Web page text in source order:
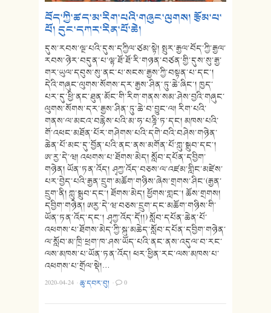
བོད་ཀྱི་ཚད་མ་རིག་པའི་གཞུང་ལུགས། རྩོམ་པ་
པོ། དུང་དཀར་རིན་པོ་ཆེ།
དུས་རབས་ལྔ་པའི་དུས་དཀྱིལ་ཙམ་སྟེ། སྤུར་རྒྱལ་བོད་ཀྱི་རྒྱལ་
རབས་ཉེར་བདུན་པ་ལྷ་ཐོ་ཐོ་རི་གཉན་བཙན་གྱི་དུས་སུ་རྒྱ་
གར་ཡུལ་དབུས་སུ་ནང་པ་སངས་རྒྱས་ཀྱི་བསྟན་པ་དང་།
དེའི་གཞུང་ལུགས་སོགས་དར་རྒྱས་ཤིན་ཏུ་ཆེ་ཞིང་། ཁྱད་
པར་དུ་ཕྱི་ནང་ཐུན་མོང་གི་རིག་གནས་སམ་ཤེས་བྱའི་གཞུང་
ལུགས་སོགས་དར་རྒྱས་ཤིན་ཏུ་ཆེ་བ་བྱུང་ལ། རིག་པའི་
གནས་ལ་མངའ་བརྙེས་པའི་མ་ཧ་པཎྜི་ཏ་དང། མཁས་པའི་
གོ་འཕང་མཐོན་པོར་གཤེགས་པའི་དགེ་བའི་བཤེས་གཉེན་
ཆེན་པོ་མང་དུ་བྱོན་པའི་ནང་ནས་མགོན་པོ་ཀླུ་སྒྲུབ་དང་།
ཨ་རྱ་དེ་ཝ། འཕགས་པ་ཐོགས་མེད། སློབ་དཔོན་དབྱིག་
གཉེན། ཡོན་ཏན་འོད། ཤྭཀྱ་འོད་བཅས་ལ་འཛམ་གླིང་མཛེས་
པར་བྱེད་པའི་རྒྱན་དྲུག་མཆོག་གཉིས་ཞེས་གྲགས་ཤིང་(རྒྱན་
དྲུག་ནི། ཀླུ་སྒྲུབ་དང་། ཐོགས་མེད། ཕྱོགས་གླང་། ཆོས་གྲགས།
དབྱིག་གཉེན། ཨརྱ་དེ་ཝ་བཅས་དྲུག་དང་མཆོག་གཉིས་གི་
ཡོན་ཏན་འོད་དང་། ཤྭཀྱ་འོད་དོ།།) སློབ་དཔོན་ཆེན་པོ་
འཕགས་པ་ཐོགས་མེད་ཀྱི་སྐུ་མཆེད་སློབ་དཔོན་དབྱིག་གཉེན་
ལ་སློབ་མ་ཁྲི་ཕྲག་ཁ་ཤས་ཡོད་པའི་ནང་ནས་འདུལ་བ་རང་
ལས་མཁས་པ་ཡོན་ཏན་འོད། ཕར་ཕྱིན་རང་ལས་མཁས་པ་
འཕགས་པ་གྲོལ་སྡེ།…
2020-04-24 ·ཆུ་དབར་བུ། · 0